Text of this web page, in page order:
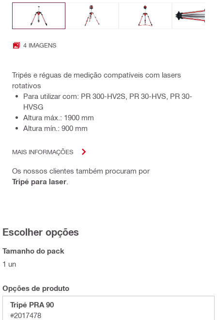
4 IMAGENS
Tripés e réguas de medição compatíveis com lasers
rotativos
Para utilizar com: PR 300-HV2S, PR 30-HVS, PR 30-
HVSG
Altura máx.: 1900 mm
Altura mín.: 900 mm
MAIS INFORMAÇÕES
Os nossos clientes também procuram por
Tripé para laser
Escolher opções
Tamanho do pack
1 un
Opções de produto
Tripé PRA 90
#2017478